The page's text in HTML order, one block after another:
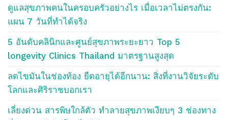
ดูแลสุขภาพคนในครอบครัวอย่างไร เมื่อเวลาไม่ตรงกัน:
แผน 7 วันที่ทำได้จริง
5 อันดับคลินิกและศูนย์สุขภาพระยะยาว Top 5
longevity Clinics Thailand มาตรฐานสูงสุด
ลดไขมันในช่องท้อง ยืดอายุได้อีกนาน: สิ่งที่งานวิจัยระดับ
โลกและศิริราชบอกเรา
เลี่ยงด่วน สารพิษใกล้ตัว ทำลายสุขภาพเงียบๆ 3 ช่องทาง